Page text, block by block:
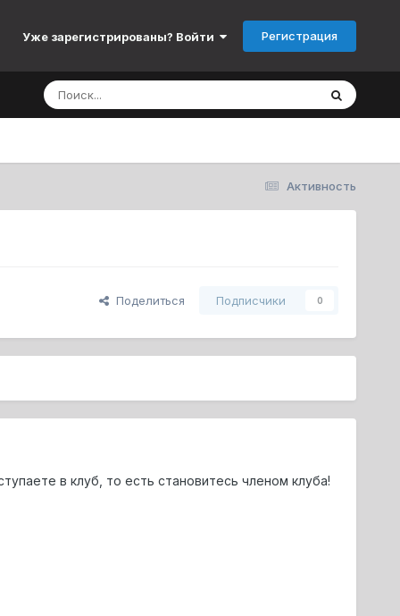
Уже зарегистрированы? Войти Регистрация
Активность
Поделиться Подписчики 0
в клуб, то есть становитесь членом клуба!